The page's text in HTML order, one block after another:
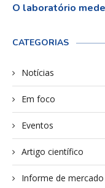
O laboratório
CATEGORIAS
Notícias
Em foco
Eventos
Artigo científico
Informe de mercado